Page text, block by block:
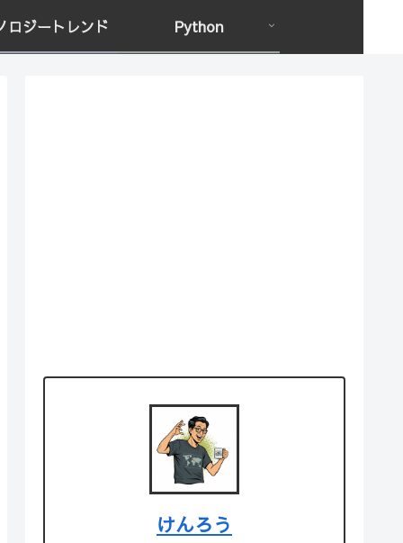
ロジートレンド Python
けんろう